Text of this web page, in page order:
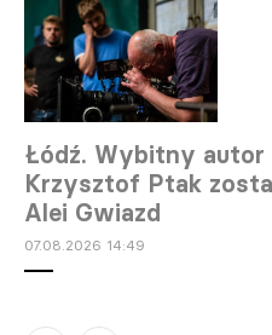
Łódź. Wybitny
Krzysztof Ptak
Alei Gwiazd
07.08.2026 14:49